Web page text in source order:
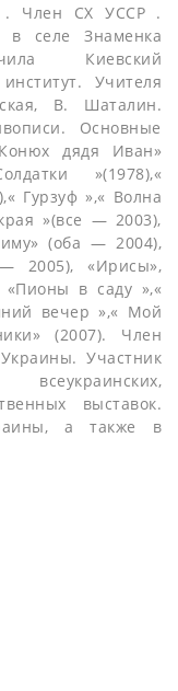
. Член СХ УССР .
в селе Знаменка
Киевский
Учителя
В. Шаталин.
Основные
дядя Иван»
»(1978),«
Гурзуф »,« Волна
»(все — 2003),
(оба — 2004),
2005), «Ирисы»,
«Пионы в саду »,«
вечер »,« Мой
(2007). Член
Участник
всеукраинских,
выставок.
а также в